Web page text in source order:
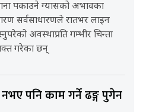
पकाउने ग्यासको अभावका
सर्वसाधारणले रातभर लाइन
अवस्थाप्रति गम्भीर चिन्ता
गरेका छन्
पनि काम गर्ने ढङ्ग पुगेन